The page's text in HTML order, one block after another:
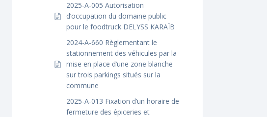
2025-A-005 Autorisation
d’occupation du domaine public
pour le foodtruck DELYSS KARAÏB
2024-A-660 Règlementant le
stationnement des véhicules par la
mise en place d’une zone blanche
sur trois parkings situés sur la
commune
2025-A-013 Fixation d’un horaire de
fermeture des épiceries et